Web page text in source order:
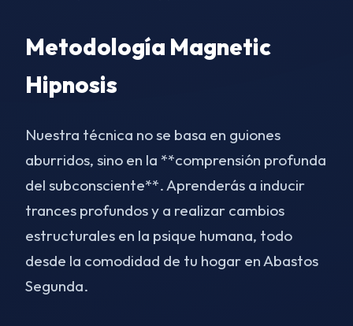
Metodología Magnetic
Hipnosis
Nuestra técnica no se basa en guiones
aburridos, sino en la **comprensión profunda
del subconsciente**. Aprenderás a inducir
trances profundos y a realizar cambios
estructurales en la psique humana, todo
desde la comodidad de tu hogar en Abastos
Segunda.